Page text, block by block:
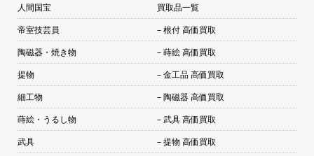
人間国宝
帝室技芸員
陶磁器・焼き物
提物
細工物
蒔絵・うるし物
武具
買取品一覧
– 根付 高価買取
– 蒔絵 高価買取
– 金工品 高価買取
– 陶磁器 高価買取
– 武具 高価買取
– 提物 高価買取